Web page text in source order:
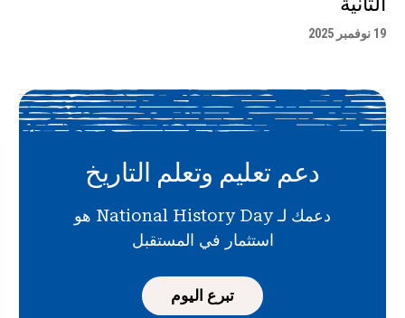
19 نوفمبر 2025
دعم تعليم وتعلم التاريخ
دعمك لـ National History Day هو
استثمار في المستقبل
تبرع اليوم